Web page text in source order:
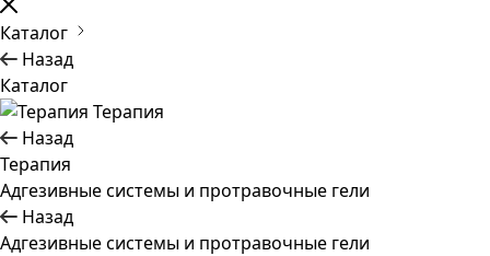
Каталог
Назад
Каталог
Терапия
Назад
Терапия
Адгезивные системы и протравочные гели
Назад
Адгезивные системы и протравочные гели